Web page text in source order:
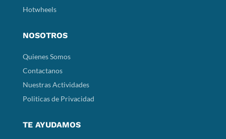
Hotwheels
NOSOTROS
Quienes Somos
Contactanos
Nuestras Actividades
Politicas de Privacidad
TE AYUDAMOS